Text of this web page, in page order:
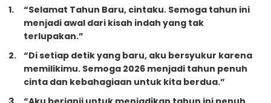
“Selamat Tahun Baru, cintaku. Semoga tahun ini
menjadi awal dari kisah indah yang tak
terlupakan.”
“Di setiap detik yang baru, aku bersyukur karena
memilikimu. Semoga 2026 menjadi tahun penuh
cinta dan kebahagiaan untuk kita berdua.”